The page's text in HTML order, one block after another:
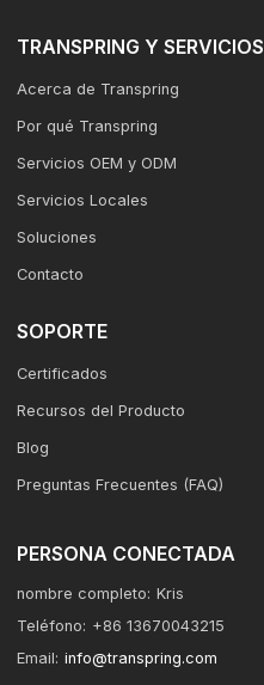
TRANSPRING Y SERVICIOS
Acerca de Transpring
Por qué Transpring
Servicios OEM y ODM
Servicios Locales
Soluciones
Contacto
SOPORTE
Certificados
Recursos del Producto
Blog
Preguntas Frecuentes (FAQ)
PERSONA CONECTADA
nombre completo: Kris
Teléfono: +86 13670043215
Email: info@transpring.com